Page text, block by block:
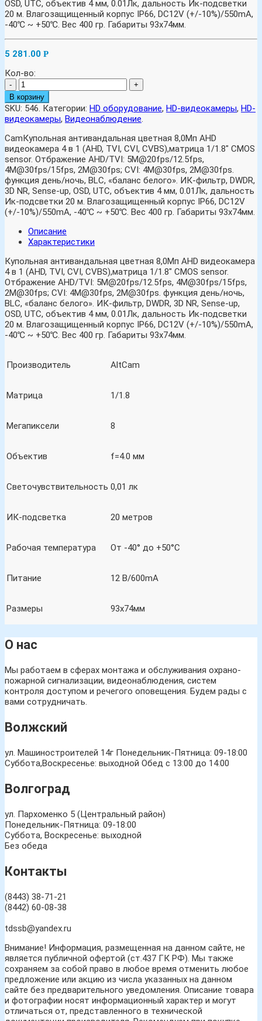
OSD, UTC, объектив 4 мм, 0.01Лк, дальность Ик-подсветки
20 м. Влагозащищенный корпус IP66, DC12V (+/-10%)/550mA,
-40℃ ~ +50℃. Вес 400 гр. Габариты 93х74мм.
5 281.00 Р
Кол-во:
-
+
В корзину
SKU: 546. Категории: HD оборудование, HD-видеокамеры, HD-
видеокамеры, Видеонаблюдение.
CamКупольная антивандальная цветная 8,0Мп AHD
видеокамера 4 в 1 (AHD, TVI, CVI, CVBS),матрица 1/1.8″ CMOS
sensor. Отбражение AHD/TVI: 5M@20fps/12.5fps,
4M@30fps/15fps, 2M@30fps; CVI: 4M@30fps, 2M@30fps.
функция день/ночь, BLC, «баланс белого». ИК-фильтр, DWDR,
3D NR, Sense-up, OSD, UTC, объектив 4 мм, 0.01Лк, дальность
Ик-подсветки 20 м. Влагозащищенный корпус IP66, DC12V
(+/-10%)/550mA, -40℃ ~ +50℃. Вес 400 гр. Габариты 93х74мм.
Описание
Характеристики
Купольная антивандальная цветная 8,0Мп AHD видеокамера
4 в 1 (AHD, TVI, CVI, CVBS),матрица 1/1.8″ CMOS sensor.
Отбражение AHD/TVI: 5M@20fps/12.5fps, 4M@30fps/15fps,
2M@30fps; CVI: 4M@30fps, 2M@30fps. функция день/ночь,
BLC, «баланс белого». ИК-фильтр, DWDR, 3D NR, Sense-up,
OSD, UTC, объектив 4 мм, 0.01Лк, дальность Ик-подсветки
20 м. Влагозащищенный корпус IP66, DC12V (+/-10%)/550mA,
-40℃ ~ +50℃. Вес 400 гр. Габариты 93х74мм.
Производитель AltCam
Матрица 1/1.8
Мегапиксели 8
Объектив f=4.0 мм
Светочувствительность 0,01 лк
ИК-подсветка 20 метров
Рабочая температура От -40° до +50°C
Питание 12 В/600mA
Размеры 93х74мм
О нас
Мы работаем в сферах монтажа и обслуживания охрано-
пожарной сигнализации, видеонаблюдения, систем
контроля доступом и речегого оповещения. Будем рады с
вами сотрудничать.
Волжский
ул. Машиностроителей 14г Понедельник-Пятница: 09-18:00
Суббота,Воскресенье: выходной Обед с 13:00 до 14:00
Волгоград
ул. Пархоменко 5 (Центральный район)
Понедельник-Пятница: 09-18:00
Суббота, Воскресенье: выходной
Без обеда
Контакты
(8443) 38-71-21
(8442) 60-08-38
tdssb@yandex.ru
Внимание! Информация, размещенная на данном сайте, не
является публичной офертой (ст.437 ГК РФ). Мы также
сохраняем за собой право в любое время отменить любое
предложение или акцию из числа указанных на данном
сайте без предварительного уведомления. Описание товара
и фотографии носят информационный характер и могут
отличаться от, представленного в технической